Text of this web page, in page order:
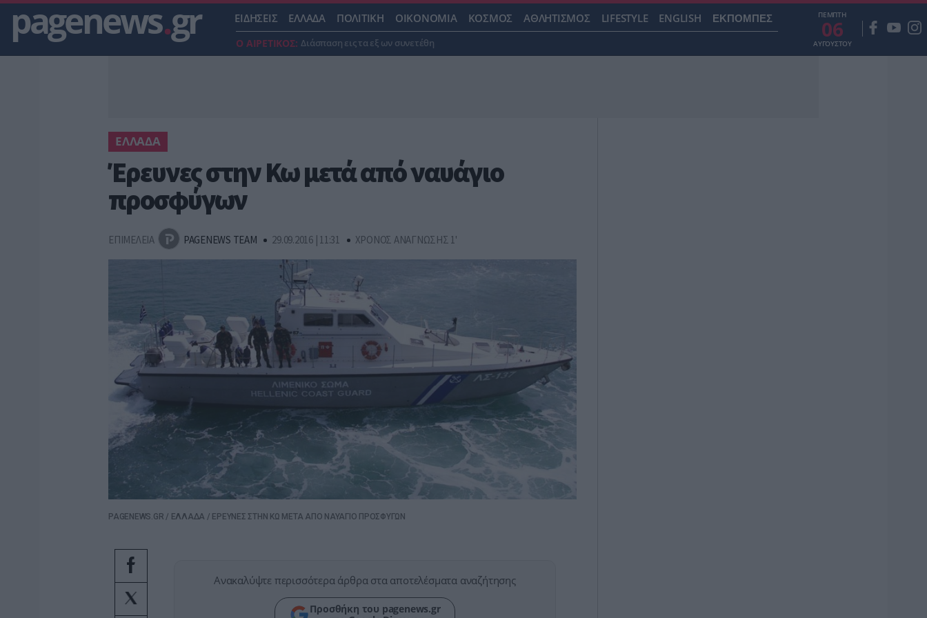
pagenews.gr ΕΙΔΗΣΕΙΣ ΕΛΛΑΔΑ ΠΟΛΙΤΙΚΗ ΟΙΚΟΝΟΜΙΑ ΚΟΣΜΟΣ ΑΘΛΗΤΙΣΜΟΣ LIFESTYLE ENGLISH ΕΚΠΟΜΠΕΣ
Ο ΑΙΡΕΤΙΚΟΣ: Διάσπαση εις τα εξ ων συνετέθη
ΠΕΜΠΤΗ
06
ΑΥΓΟΥΣΤΟΥ
ΕΛΛΑΔΑ
Έρευνες στην Κω μετά από ναυάγιο
προσφύγων
ΕΠΙΜΕΛΕΙΑ PAGENEWS TEAM 29.09.2016 | 11:31 ΧΡΟΝΟΣ ΑΝΑΓΝΩΣΗΣ 1'
PAGENEWS.GR / ΕΛΛΑΔΑ / ΕΡΕΥΝΕΣ ΣΤΗΝ ΚΩ ΜΕΤΑ ΑΠΟ ΝΑΥΑΓΙΟ ΠΡΟΣΦΥΓΩΝ
Ανακαλύψτε περισσότερα άρθρα στα αποτελέσματα αναζήτησης
Προσθήκη του pagenews.gr